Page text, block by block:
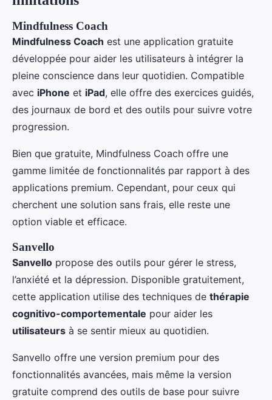
Mindfulness Coach
Mindfulness Coach est une application gratuite
développée pour aider les utilisateurs à intégrer la
pleine conscience dans leur quotidien. Compatible
avec iPhone et iPad, elle offre des exercices guidés,
des journaux de bord et des outils pour suivre votre
progression.
Bien que gratuite, Mindfulness Coach offre une
gamme limitée de fonctionnalités par rapport à des
applications premium. Cependant, pour ceux qui
cherchent une solution sans frais, elle reste une
option viable et efficace.
Sanvello
Sanvello propose des outils pour gérer le stress,
l’anxiété et la dépression. Disponible gratuitement,
cette application utilise des techniques de thérapie
cognitivo-comportementale pour aider les
utilisateurs à se sentir mieux au quotidien.
Sanvello offre une version premium pour des
fonctionnalités avancées, mais même la version
gratuite comprend des outils de base pour suivre